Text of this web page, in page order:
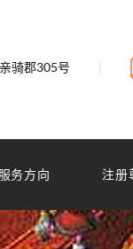
骑郡305号
服务方向 注册